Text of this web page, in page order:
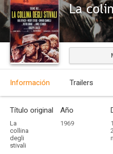
La
Información Trailers
Título original
La
collina
degli
stivali
Año
1969